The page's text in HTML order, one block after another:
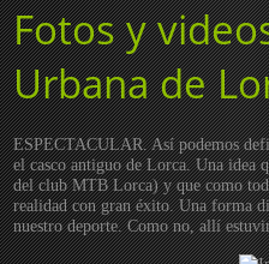
Fotos y
Urbana de
ESPECTACULAR. Así podemos
el casco antiguo de Lorca. Una idea
del club MTB Lorca) y que como
realidad con gran éxito. Una forma
nuestro deporte. Como no, allí